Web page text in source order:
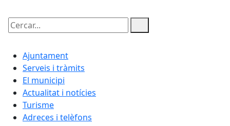
Cercar:
Ajuntament
Serveis i tràmits
El municipi
Actualitat i notícies
Turisme
Adreces i telèfons